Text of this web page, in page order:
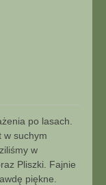
po lasach.
w suchym
w
Pliszki. Fajnie
piękne.